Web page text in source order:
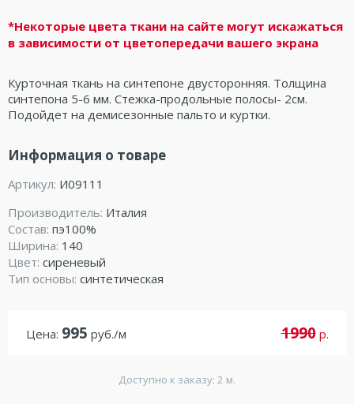
*Некоторые цвета ткани на сайте могут искажаться
в зависимости от цветопередачи вашего экрана
Курточная ткань на синтепоне двусторонняя. Толщина
синтепона 5-6 мм. Стежка-продольные полосы- 2см.
Подойдет на демисезонные пальто и куртки.
Информация о товаре
Артикул: И09111
Производитель: Италия
Состав: пэ100%
Ширина: 140
Цвет: сиреневый
Тип основы: синтетическая
Цена: 995 руб./м 1990р.
Доступно к заказу: 2 м.